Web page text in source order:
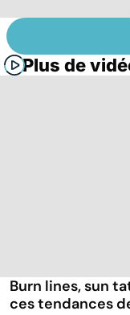
Plus de
Burn lines, sun
ces tendances